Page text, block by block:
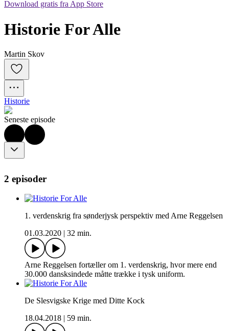
Download gratis fra App Store
Historie For Alle
Martin Skov
Historie
Seneste episode
2 episoder
1. verdenskrig fra sønderjysk perspektiv med Arne Reggelsen
01.03.2020
32 min.
Arne Reggelsen fortæller om 1. verdenskrig, hvor mere end
30.000 dansksindede måtte trække i tysk uniform.
De Slesvigske Krige med Ditte Kock
18.04.2018
59 min.